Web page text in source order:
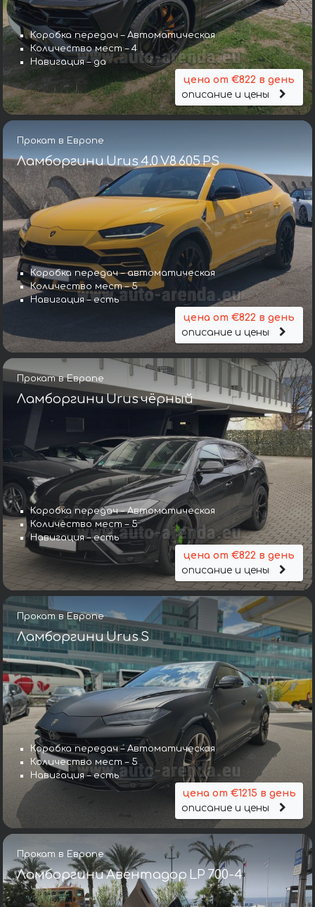
Коробка передач – Автоматическая
Количество мест – 4
Навигация – да
цена от €822 в день
описание и цены
Прокат в Европе
Ламборгини Urus 4.0 V8 605 PS
Коробка передач – автоматическая
Количество мест – 5
Навигация – есть
цена от €822 в день
описание и цены
Прокат в Европе
Ламборгини Urus чёрный
Коробка передач – Автоматическая
Количество мест – 5
Навигация – есть
цена от €822 в день
описание и цены
Прокат в Европе
Ламборгини Urus S
Коробка передач – Автоматическая
Количество мест – 5
Навигация – есть
цена от €1215 в день
описание и цены
Прокат в Европе
Ламборгини Авентадор LP 700-4